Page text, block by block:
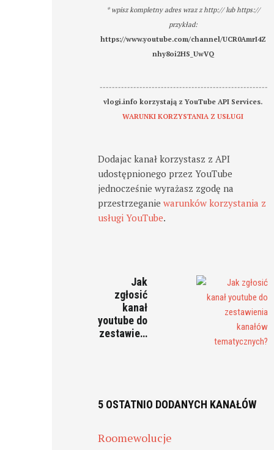
* wpisz kompletny adres wraz z http:// lub https://
przykład:
https://www.youtube.com/channel/UCR0AmrI4Z
nhy8oi2HS_UwVQ
-------------------------------------------------------
vlogi.info korzystają z YouTube API Services.
WARUNKI KORZYSTANIA Z USŁUGI
Dodajac kanał korzystasz z API
udostępnionego przez YouTube
jednocześnie wyrażasz zgodę na
przestrzeganiewarunków korzystania z
usługi YouTube.
Jak
zgłosić
kanał
youtube do
zestawie…
5 OSTATNIO DODANYCH KANAŁÓW
Roomewolucje